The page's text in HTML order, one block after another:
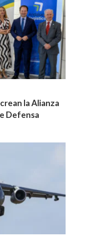
la Alianza
Defensa